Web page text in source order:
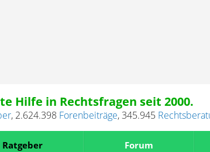
Hilfe in Rechtsfragen seit 2000.
, 2.624.398 Forenbeiträge,345.945
Ratgeber Forum